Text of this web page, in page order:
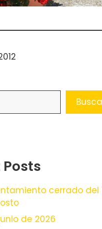
cerrado del
de 2026